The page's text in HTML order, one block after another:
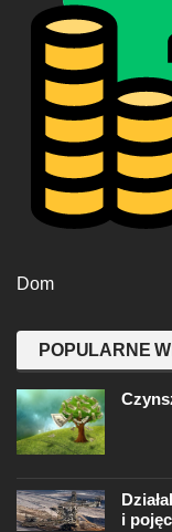
Dom
POPULARNE
i